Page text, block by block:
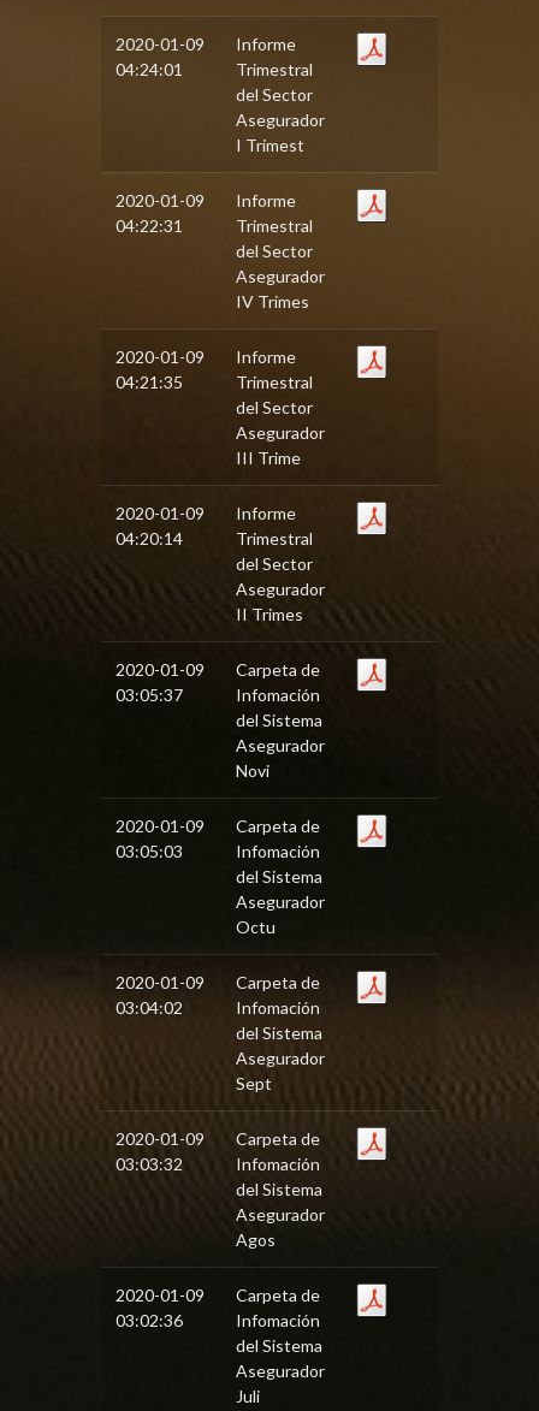
2020-01-09
04:24:01
Informe
Trimestral
del Sector
Asegurador
I Trimest
2020-01-09
04:22:31
Informe
Trimestral
del Sector
Asegurador
IV Trimes
2020-01-09
04:21:35
Informe
Trimestral
del Sector
Asegurador
III Trime
2020-01-09
04:20:14
Informe
Trimestral
del Sector
Asegurador
II Trimes
2020-01-09
03:05:37
Carpeta de
Infomación
del Sistema
Asegurador
Novi
2020-01-09
03:05:03
Carpeta de
Infomación
del Sistema
Asegurador
Octu
2020-01-09
03:04:02
Carpeta de
Infomación
del Sistema
Asegurador
Sept
2020-01-09
03:03:32
Carpeta de
Infomación
del Sistema
Asegurador
Agos
2020-01-09
03:02:36
Carpeta de
Infomación
del Sistema
Asegurador
Juli